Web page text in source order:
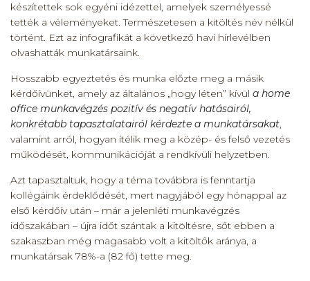
készítettek sok egyéni idézettel, amelyek személyessé
tették a véleményeket. Természetesen a kitöltés név nélkül
történt. Ezt az infografikát a következő havi hírlevélben
olvashatták munkatársaink.
Hosszabb egyeztetés és munka előzte meg a másik
kérdőívünket, amely az általános „hogy léten” kívül a home
office munkavégzés pozitív és negatív hatásairól,
konkrétabb tapasztalatairól kérdezte a munkatársakat,
valamint arról, hogyan ítélik meg a közép- és felső vezetés
működését, kommunikációját a rendkívüli helyzetben.
Azt tapasztaltuk, hogy a téma továbbra is fenntartja
kollégáink érdeklődését, mert nagyjából egy hónappal az
első kérdőív után – már a jelenléti munkavégzés
időszakában – újra időt szántak a kitöltésre, sőt ebben a
szakaszban még magasabb volt a kitöltők aránya, a
munkatársak 78%-a (82 fő) tette meg.